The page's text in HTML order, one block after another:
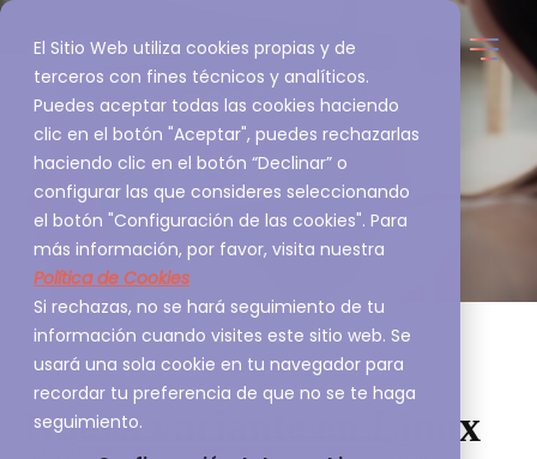
El Sitio Web utiliza cookies propias y de
terceros con fines técnicos y analíticos.
Puedes aceptar todas las cookies haciendo
clic en el botón "Aceptar", puedes rechazarlas
haciendo clic en el botón “Declinar” o
configurar las que consideres seleccionando
el botón "Configuración de las cookies". Para
más información, por favor, visita nuestra
Política de Cookies
Si rechazas, no se hará seguimiento de tu
información cuando visites este sitio web. Se
usará una sola cookie en tu navegador para
recordar tu preferencia de que no se te haga
seguimiento.
Nueva variante en Linux